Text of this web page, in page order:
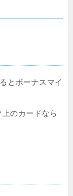
とボーナスマイ
のカードなら